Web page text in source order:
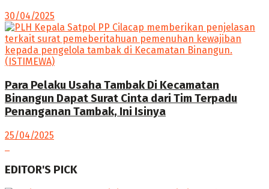
30/04/2025
Para Pelaku Usaha Tambak Di Kecamatan
Binangun Dapat Surat Cinta dari Tim Terpadu
Penanganan Tambak, Ini Isinya
25/04/2025
EDITOR'S PICK